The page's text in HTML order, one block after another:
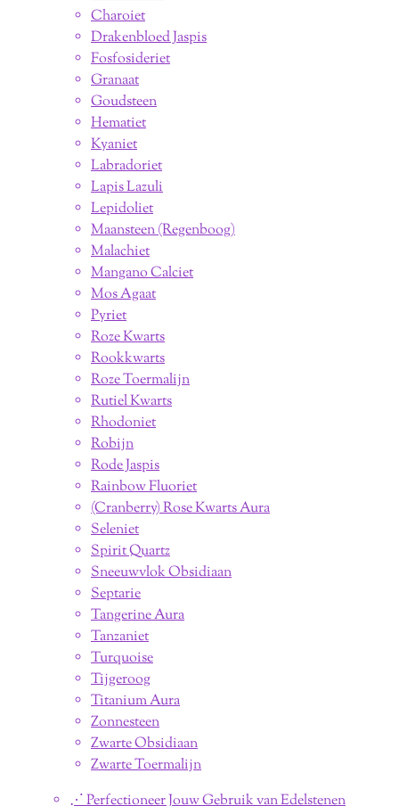
Charoiet
Drakenbloed Jaspis
Fosfosideriet
Granaat
Goudsteen
Hematiet
Kyaniet
Labradoriet
Lapis Lazuli
Lepidoliet
Maansteen (Regenboog)
Malachiet
Mangano Calciet
Mos Agaat
Pyriet
Roze Kwarts
Rookkwarts
Roze Toermalijn
Rutiel Kwarts
Rhodoniet
Robijn
Rode Jaspis
Rainbow Fluoriet
(Cranberry) Rose Kwarts Aura
Seleniet
Spirit Quartz
Sneeuwvlok Obsidiaan
Septarie
Tangerine Aura
Tanzaniet
Turquoise
Tijgeroog
Titanium Aura
Zonnesteen
Zwarte Obsidiaan
Zwarte Toermalijn
⋰ Perfectioneer Jouw Gebruik van Edelstenen